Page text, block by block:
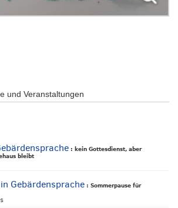
und Veranstaltungen
: kein Gottesdienst, aber
bleibt
Gebärdensprache : Sommerpause für